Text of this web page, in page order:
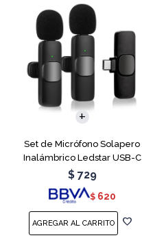
Set de Micrófono Solapero
Inalámbrico Ledstar USB-C
$ 729
$ 620